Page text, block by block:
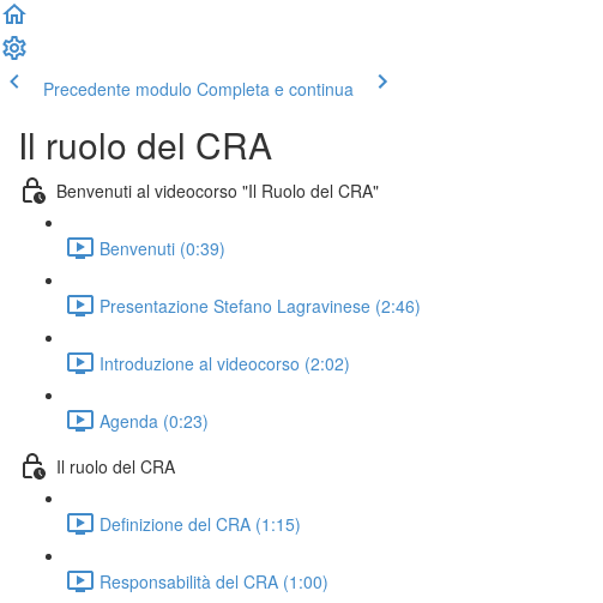
Precedente modulo Completa e continua
Il ruolo del CRA
Benvenuti al videocorso "Il Ruolo del CRA"
Benvenuti (0:39)
Presentazione Stefano Lagravinese (2:46)
Introduzione al videocorso (2:02)
Agenda (0:23)
Il ruolo del CRA
Definizione del CRA (1:15)
Responsabilità del CRA (1:00)